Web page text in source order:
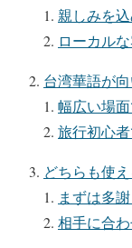
親しみを
ローカル
台湾華語が
幅広い場
旅行初心
どちらも使
まずは多
相手に合